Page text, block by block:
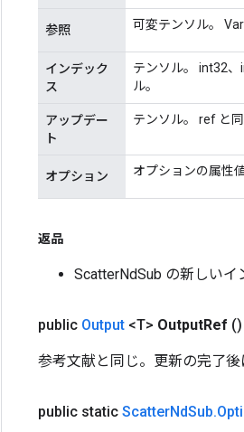
参照 可変テンソル。
インデック
ス
テンソル。 int32
ル。
アップデー
ト
テンソル。 ref と
オプション オプションの属性
返品
ScatterNdSub の新しいイ
public Output <T> OutputRef ()
参考文献と同じ。更新の完了
public static Sc​​atterNdSub.